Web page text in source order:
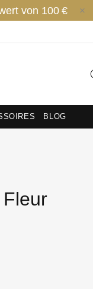
von 100 €
BLOG